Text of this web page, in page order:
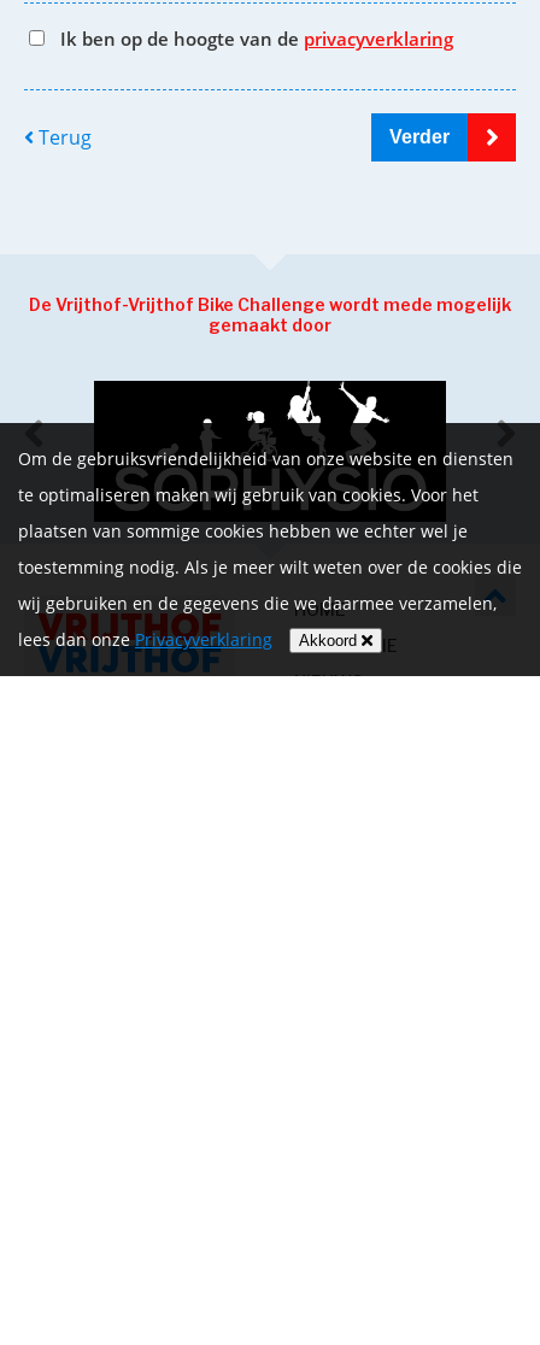
Ik ben op de hoogte van de privacyverklaring
Terug Verder
De Vrijthof-Vrijthof Bike Challenge wordt mede mogelijk
gemaakt door
HOME
INFORMATIE
NIEUWS
Om de gebruiksvriendelijkheid van onze website en diensten
te optimaliseren maken wij gebruik van cookies. Voor het
plaatsen van sommige cookies hebben we echter wel je
toestemming nodig. Als je meer wilt weten over de cookies die
wij gebruiken en de gegevens die we daarmee verzamelen,
lees dan onzePrivacyverklaring Akkoord